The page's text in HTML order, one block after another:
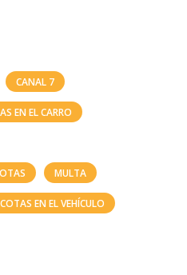
CANAL 7
EN EL CARRO
MULTA
EN EL VEHÍCULO